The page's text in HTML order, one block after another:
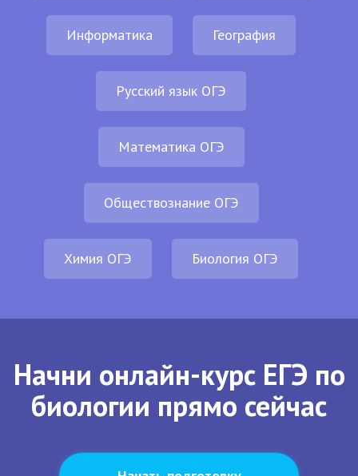
Информатика География
Русский язык ОГЭ
Математика ОГЭ
Обществознание ОГЭ
Химия ОГЭ Биология ОГЭ
Начни онлайн-курс ЕГЭ по
биологии прямо сейчас